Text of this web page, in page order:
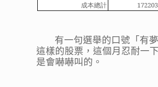
成本總計
172203
有一句選舉的口號 「有
這樣的股票，這個月忍耐一下
是會嚇嚇叫的。